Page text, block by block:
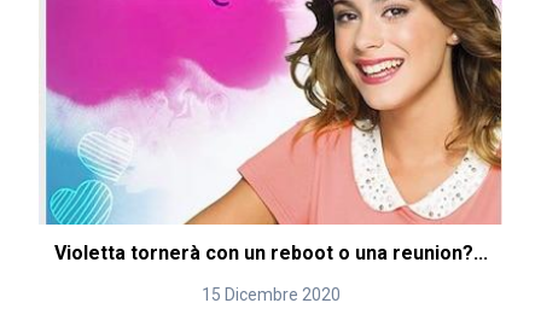
Violetta tornerà con un reboot o una reunion?...
15 Dicembre 2020